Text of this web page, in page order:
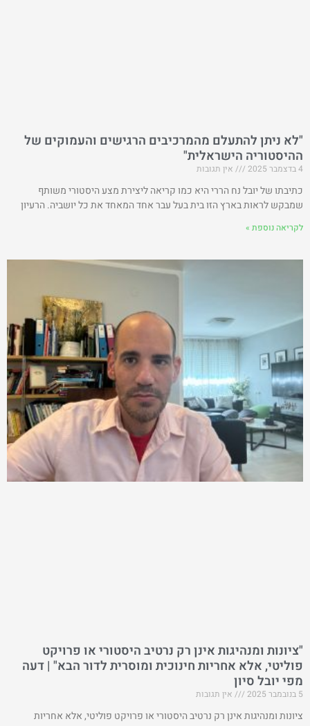
"לא ניתן להתעלם מהמרכיבים הרגישים והעמוקים של
ההיסטוריה הישראלית"
4 בדצמבר 2025 אין תגובות
כתיבתו של יובל נח הררי היא כמו קריאה ליצירת מצע היסטורי משותף
שמבקש לראות בארץ הזו בית בעל עבר אחד המאחד את כל יושביה. הרעיון
לקריאה נוספת »
"ציונות ומנהיגות אינן רק נרטיב היסטורי או פרויקט
פוליטי, אלא אחריות חינוכית ומוסרית לדור הבא" | דעה
מפי יובל סיון
5 בנובמבר 2025 אין תגובות
ציונות ומנהיגות אינן רק נרטיב היסטורי או פרויקט פוליטי, אלא אחריות